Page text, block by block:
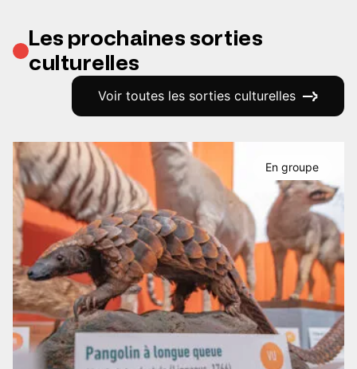
Les prochaines sorties
culturelles
Voir toutes les sorties culturelles
En groupe